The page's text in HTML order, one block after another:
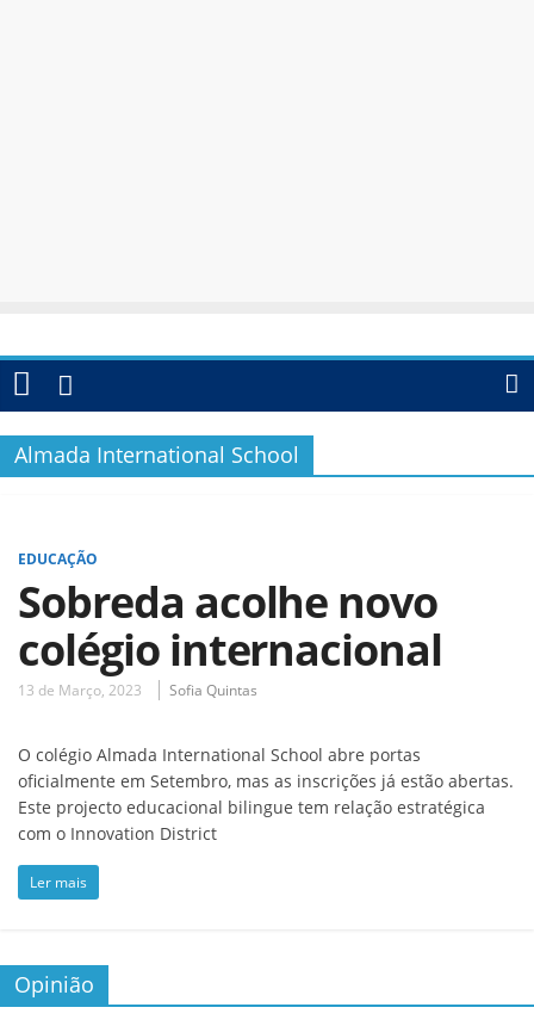
Almada International School
EDUCAÇÃO
Sobreda acolhe novo
colégio internacional
13 de Março, 2023 Sofia Quintas
O colégio Almada International School abre portas
oficialmente em Setembro, mas as inscrições já estão abertas.
Este projecto educacional bilingue tem relação estratégica
com o Innovation District
Ler mais
Opinião